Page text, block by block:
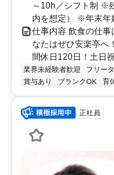
～10h／シフト制 ※
内を想定） ※年末年
仕事内容 飲食の仕
なたはぜひ安楽亭へ
間休日120日！土日
業界未経験者歓迎 フリー
賞与あり
ブランクOK 育
正社員